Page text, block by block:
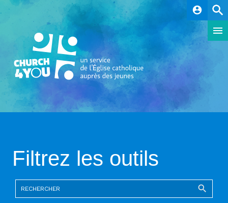
account_circle
Filtrez les outils